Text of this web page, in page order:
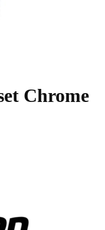
Chrome